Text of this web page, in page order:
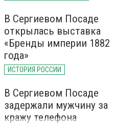
В Сергиевом Посаде
открылась выставка
«Бренды империи 1882
года»
ИСТОРИЯ РОССИИ
В Сергиевом Посаде
задержали мужчину за
кражу телефона